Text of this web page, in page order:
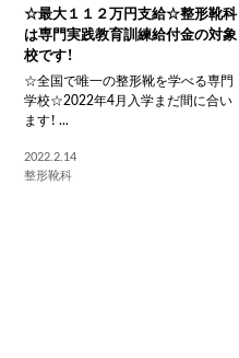
☆最大１１２万円支給☆整形靴科
は専門実践教育訓練給付金の対象
校です！
☆全国で唯一の整形靴を学べる専門
学校☆2022年4月入学まだ間に合い
ます！ ...
2022.2.14
整形靴科